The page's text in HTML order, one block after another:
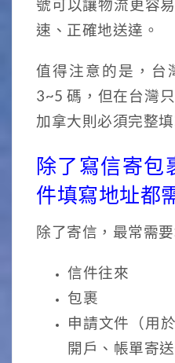
號可以讓物流更容
速、正確地送達。
值得注意的是，台
3~5 碼，但在台灣
加拿大則必須完整
除了寫信寄包
件填寫地址都
除了寄信，最常需
信件往來
包裹
申請文件（用
開戶、帳單寄